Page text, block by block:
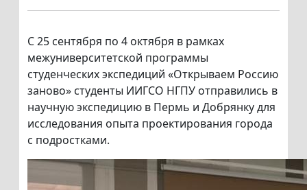
С 25 сентября по 4 октября в рамках
межуниверситетской программы
студенческих экспедиций «Открываем Россию
заново» студенты ИИГСО НГПУ отправились в
научную экспедицию в Пермь и Добрянку для
исследования опыта проектирования города
с подростками.